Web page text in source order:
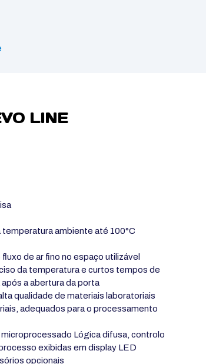
LINE
ambiente até 100°C
de ar fino no espaço utilizável
da temperatura e curtos tempos de
a abertura da porta
qualidade de materiais laboratoriais
adequados para o processamento
Lógica difusa, controlo
exibidas em display LED
opcionais